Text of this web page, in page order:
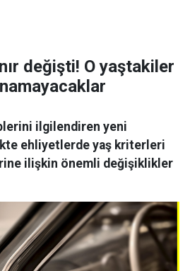
değişti! O yaştakiler
ilgilendiren yeni
ehliyetlerde yaş kriterleri
ilişkin önemli değişiklikler